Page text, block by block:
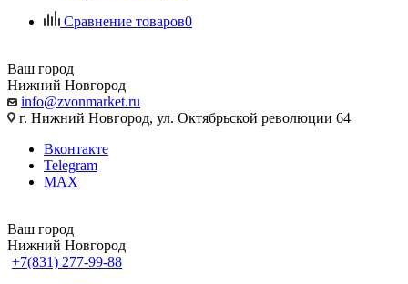
Сравнение товаров0
Ваш город
Нижний Новгород
info@zvonmarket.ru
г. Нижний Новгород, ул. Октябрьской революции 64
Вконтакте
Telegram
MAX
Ваш город
Нижний Новгород
+7(831) 277-99-88